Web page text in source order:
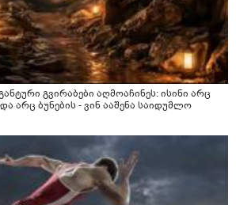
გვირაბები აღმოაჩინეს: ისინი არც
არც ბუნების - ვინ ააშენა საიდუმლო